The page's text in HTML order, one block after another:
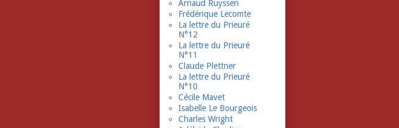
Arnaud Ruyssen
Frédérique Lecomte
La lettre du Prieuré
N°12
La lettre du Prieuré
N°11
Claude Plettner
La lettre du Prieuré
N°10
Cécile Mavet
Isabelle Le Bourgeois
Charles Wright